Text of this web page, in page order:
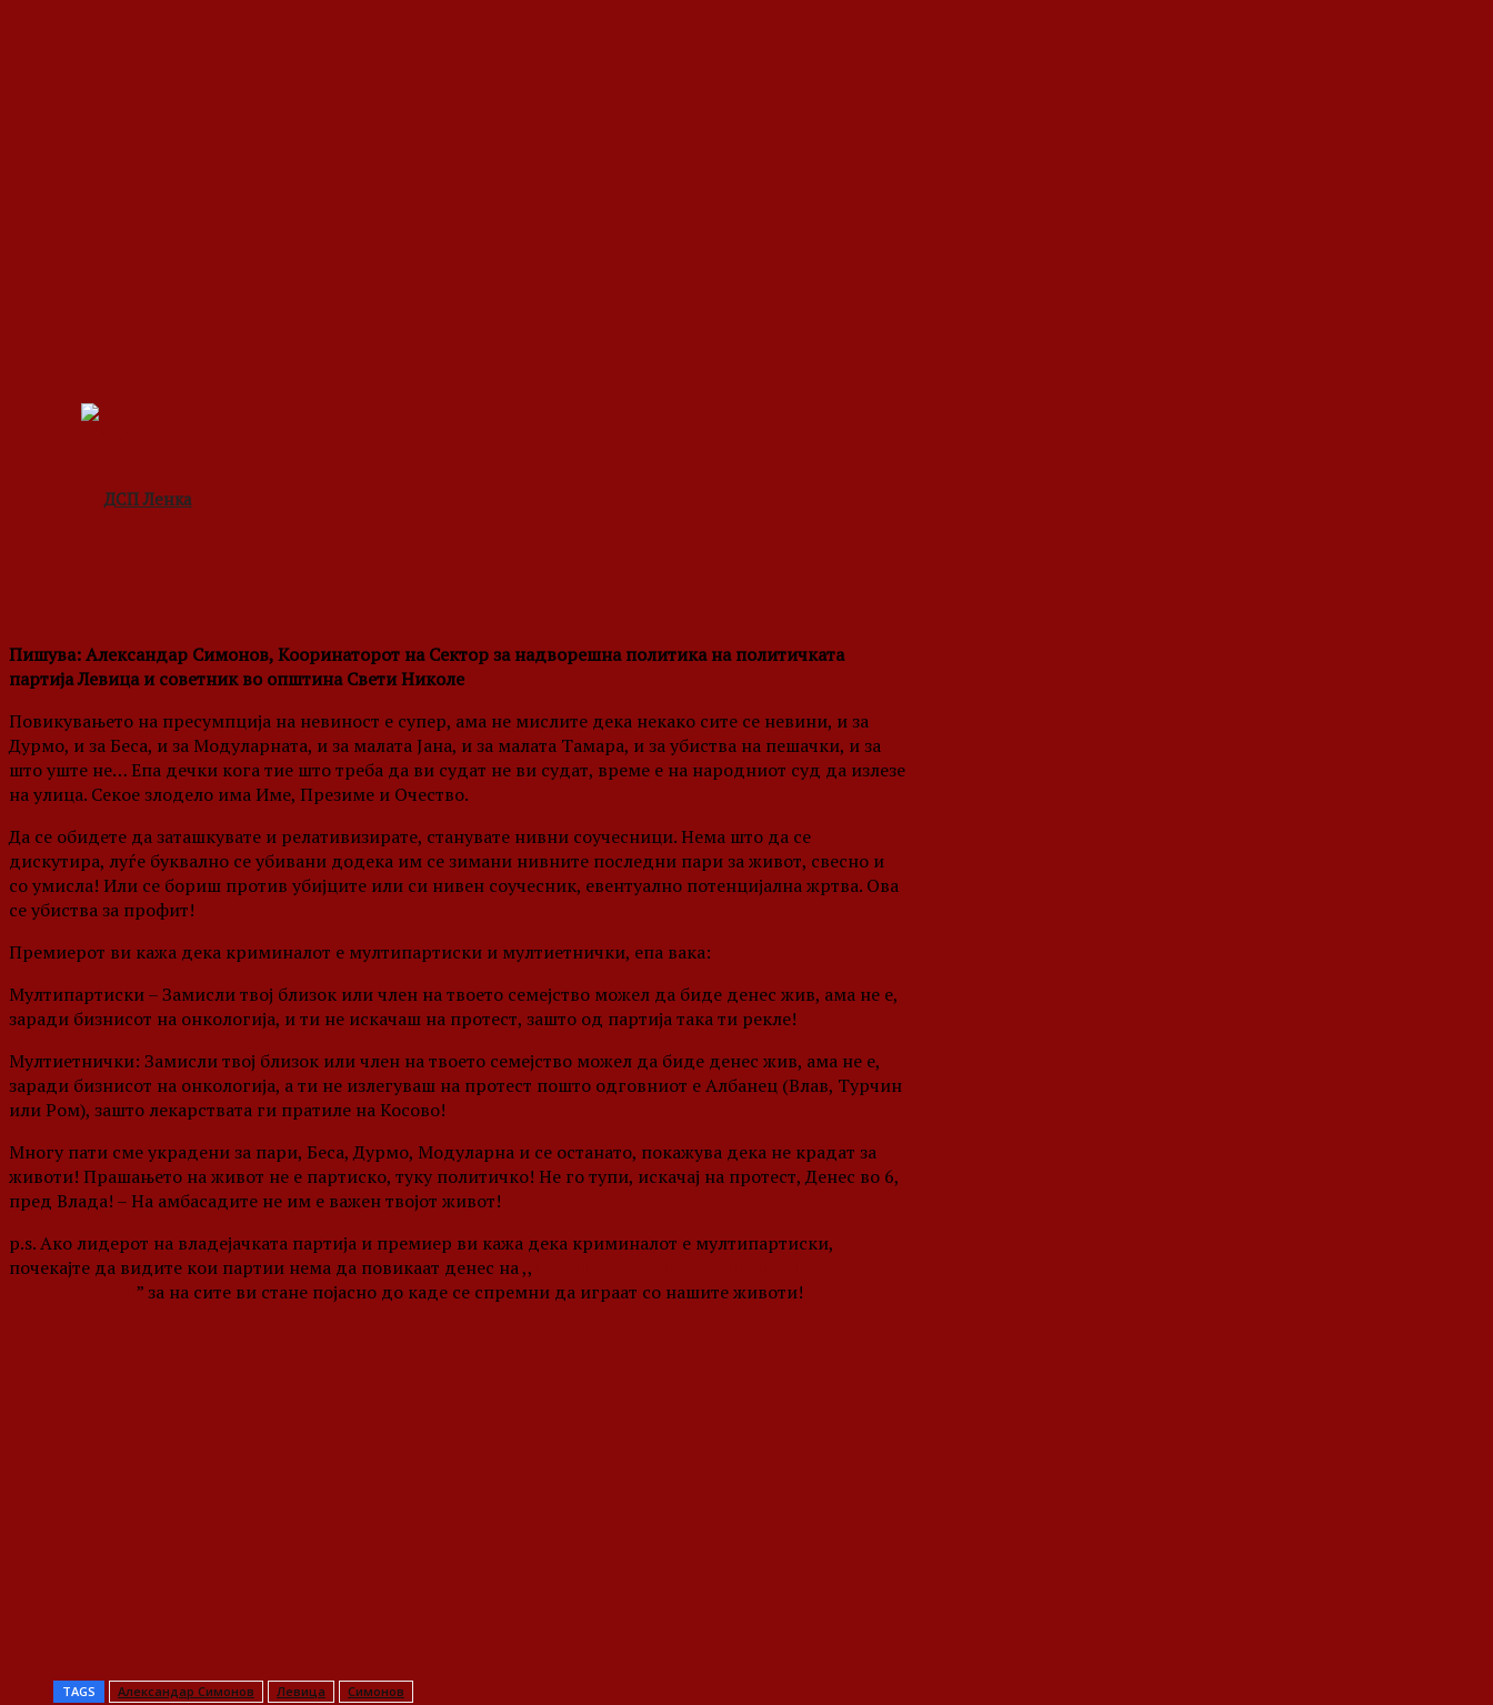
ДСП Ленка
Пишува: Александар Симонов, Кооринаторот на Сектор за надворешна политика на политичката
партија Левица и советник во општина Свети Николе
Повикувањето на пресумпција на невиност е супер, ама не мислите дека некако сите се невини, и за
Дурмо, и за Беса, и за Модуларната, и за малата Јана, и за малата Тамара, и за убиства на пешачки, и за
што уште не… Епа дечки кога тие што треба да ви судат не ви судат, време е на народниот суд да излезе
на улица. Секое злодело има Име, Презиме и Очество.
Да се обидете да заташкувате и релативизирате, станувате нивни соучесници. Нема што да се
дискутира, луѓе буквално се убивани додека им се зимани нивните последни пари за живот, свесно и
со умисла! Или се бориш против убијците или си нивен соучесник, евентуално потенцијална жртва. Ова
се убиства за профит!
Премиерот ви кажа дека криминалот е мултипартиски и мултиетнички, епа вака:
Мултипартиски – Замисли твој близок или член на твоето семејство можел да биде денес жив, ама не е,
заради бизнисот на онкологија, и ти не искачаш на протест, зашто од партија така ти рекле!
Мултиетнички: Замисли твој близок или член на твоето семејство можел да биде денес жив, ама не е,
заради бизнисот на онкологија, а ти не излегуваш на протест пошто одговниот е Албанец (Влав, Турчин
или Ром), зашто лекарствата ги пратиле на Косово!
Многу пати сме украдени за пари, Беса, Дурмо, Модуларна и се останато, покажува дека не крадат за
животи! Прашањето на живот не е партиско, туку политичко! Не го тупи, искачај на протест, Денес во 6,
пред Влада! – На амбасадите не им е важен твојот живот!
p.s. Ако лидерот на владејачката партија и премиер ви кажа дека криминалот е мултипартиски,
почекајте да видите кои партии нема да повикаат денес на ,,
” за на сите ви стане појасно до каде се спремни да играат со нашите животи!
TAGS Александар Симонов Левица Симонов